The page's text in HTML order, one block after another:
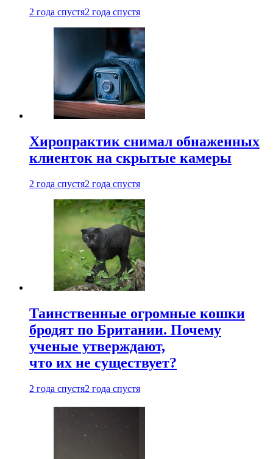
2 года спустя2 года спустя
Хиропрактик снимал обнаженных
клиенток на скрытые камеры
2 года спустя2 года спустя
Таинственные огромные кошки
бродят по Британии. Почему
ученые утверждают,
что их не существует?
2 года спустя2 года спустя